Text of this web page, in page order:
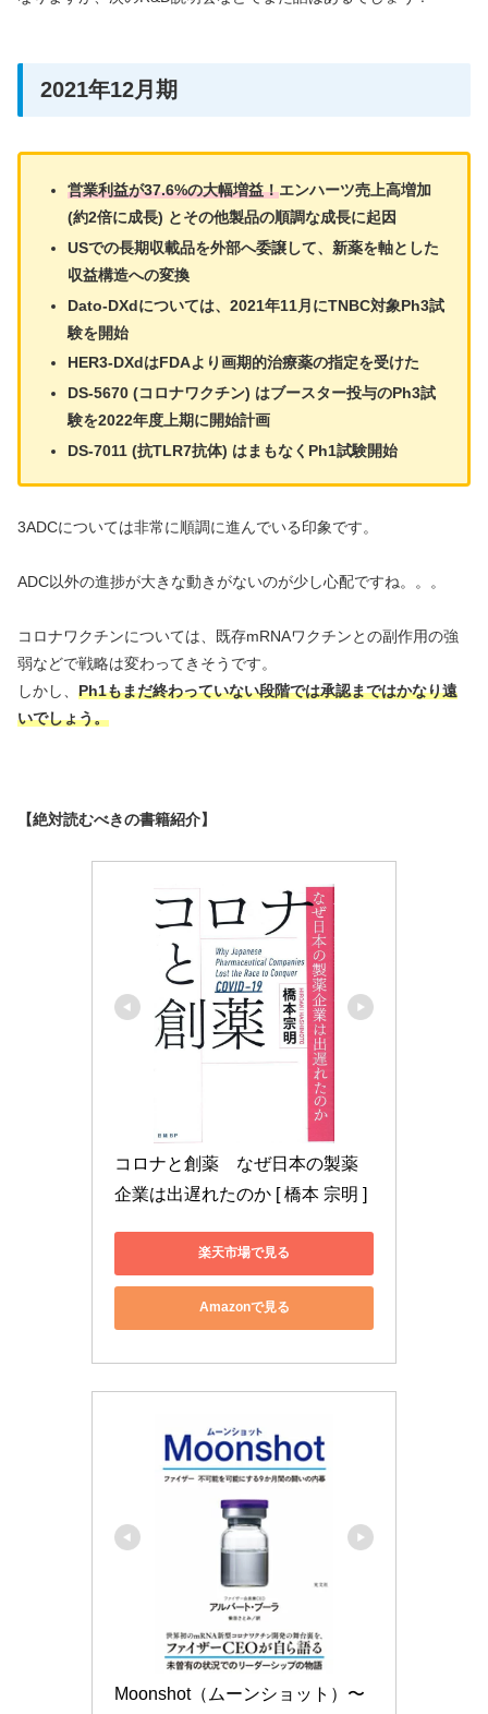
2021年12月期
営業利益が37.6%の大幅増益！エンハーツ売上高増加
(約2倍に成長) とその他製品の順調な成長に起因
USでの長期収載品を外部へ委譲して、新薬を軸とした
収益構造への変換
Dato-DXdについては、2021年11月にTNBC対象Ph3試
験を開始
HER3-DXdはFDAより画期的治療薬の指定を受けた
DS-5670 (コロナワクチン) はブースター投与のPh3試
験を2022年度上期に開始計画
DS-7011 (抗TLR7抗体) はまもなくPh1試験開始
3ADCについては非常に順調に進んでいる印象です。
ADC以外の進捗が大きな動きがないのが少し心配ですね。。。
コロナワクチンについては、既存mRNAワクチンとの副作用の強
弱などで戦略は変わってきそうです。
しかし、 Ph1もまだ終わっていない段階では承認まではかなり遠
いでしょう。
【絶対読むべきの書籍紹介】
コロナと創薬　なぜ日本の製薬
企業は出遅れたのか [ 橋本 宗明 ]
楽天市場で見る
Amazonで見る
Moonshot（ムーンショット）〜